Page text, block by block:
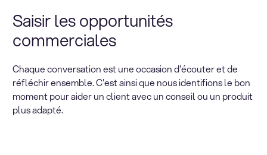
Saisir les opportunités
commerciales
Chaque conversation est une occasion d'écouter et de
réfléchir ensemble. C'est ainsi que nous identifions le bon
moment pour aider un client avec un conseil ou un produit
plus adapté.